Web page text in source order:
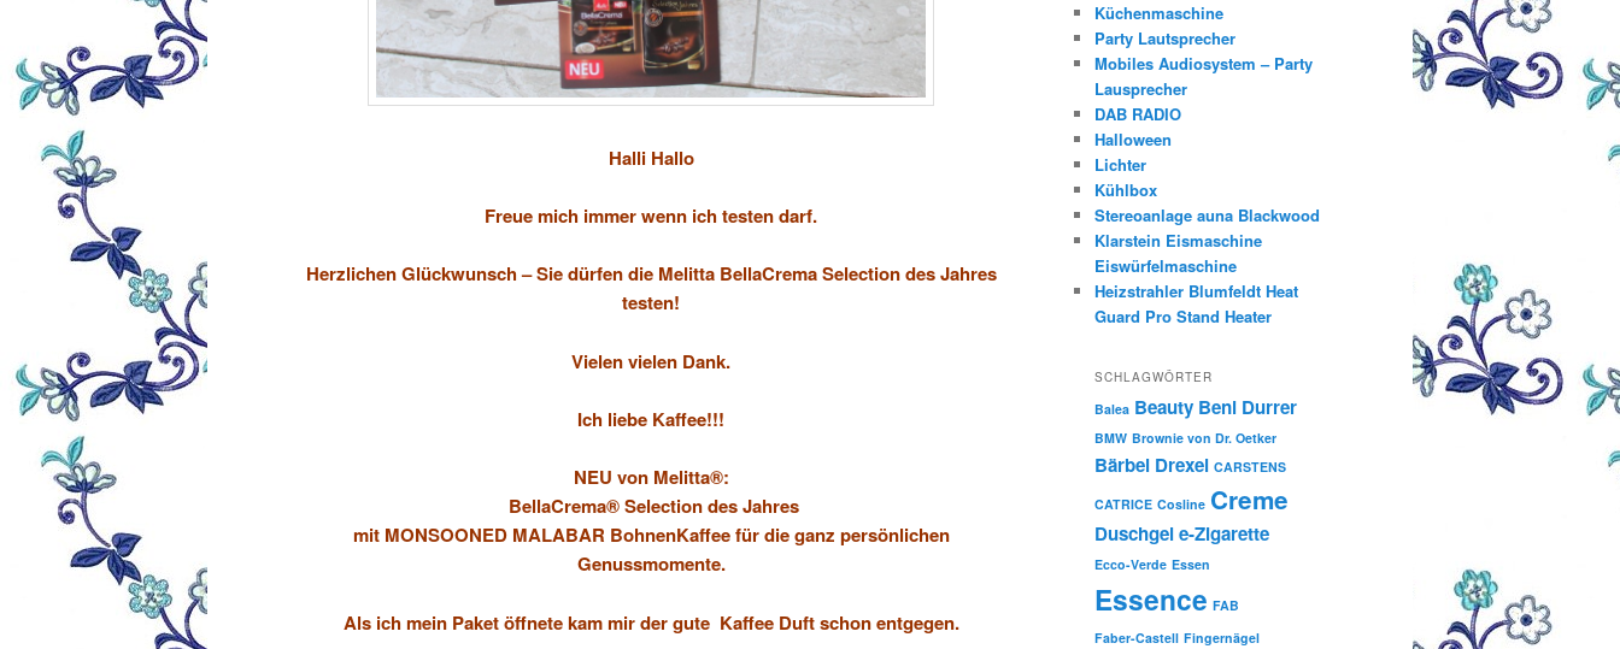
Halli Hallo
Freue mich immer wenn ich testen darf.
Herzlichen Glückwunsch – Sie dürfen die Melitta BellaCrema Selection des Jahres
testen!
Vielen vielen Dank.
Ich liebe Kaffee!!!
NEU von Melitta®:
BellaCrema® Selection des Jahres
mit MONSOONED MALABAR BohnenKaffee für die ganz persönlichen
Genussmomente.
Als ich mein Paket öffnete kam mir der gute Kaffee Duft schon entgegen.
Küchenmaschine
Party Lautsprecher
Mobiles Audiosystem – Party
Lausprecher
DAB RADIO
Halloween
Lichter
Kühlbox
Stereoanlage auna Blackwood
Klarstein Eismaschine
Eiswürfelmaschine
Heizstrahler Blumfeldt Heat
Guard Pro Stand Heater
SCHLAGWÖRTER
Balea Beauty Beni Durrer
BMW Brownie von Dr. Oetker
Bärbel Drexel CARSTENS
CATRICE Cosline Creme
Duschgele-Zigarette
Ecco-Verde Essen
Essence FAB
Faber-Castell Fingernägel